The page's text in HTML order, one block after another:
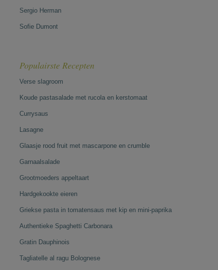
Sergio Herman
Sofie Dumont
Populairste Recepten
Verse slagroom
Koude pastasalade met rucola en kerstomaat
Currysaus
Lasagne
Glaasje rood fruit met mascarpone en crumble
Garnaalsalade
Grootmoeders appeltaart
Hardgekookte eieren
Griekse pasta in tomatensaus met kip en mini-paprika
Authentieke Spaghetti Carbonara
Gratin Dauphinois
Tagliatelle al ragu Bolognese